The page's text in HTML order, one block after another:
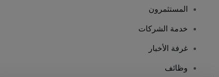
المستثمرون
خدمة الشركات
غرفة الأخبار
وظائف